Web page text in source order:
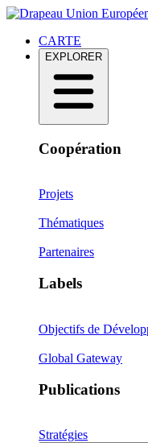
CARTE
EXPLORER
Coopération
Projets
Thématiques
Partenaires
Labels
Objectifs de
Global Gateway
Publications
Stratégies